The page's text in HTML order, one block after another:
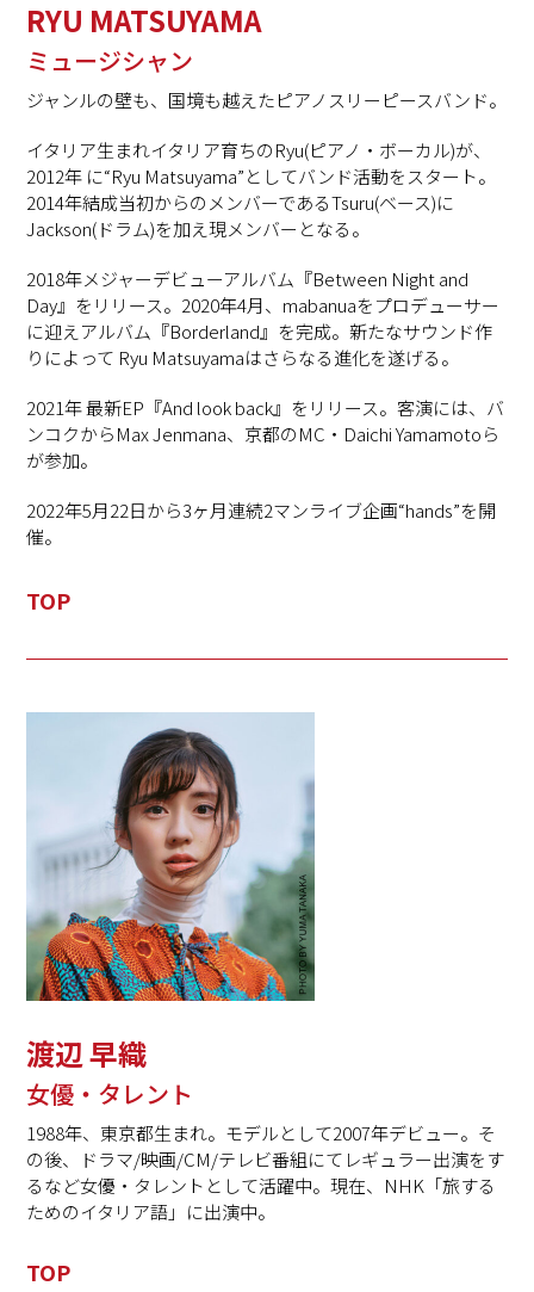
RYU MATSUYAMA
ミュージシャン
ジャンルの壁も、国境も越えたピアノスリーピースバンド。
イタリア生まれイタリア育ちのRyu(ピアノ・ボーカル)が、
2012年 に“Ryu Matsuyama”としてバンド活動をスタート。
2014年結成当初からのメンバーであるTsuru(ベース)に
Jackson(ドラム)を加え現メンバーとなる。
2018年メジャーデビューアルバム『Between Night and
Day』をリリース。 2020年4月、 mabanuaをプロデューサー
に迎えアルバム『Borderland』を完成。新たなサウンド作
りによって Ryu Matsuyamaはさらなる進化を遂げる。
2021年 最新EP 『And look back』をリリース。客演には、バ
ンコクからMax Jenmana、京都のMC ・ Daichi Yamamotoら
が参加。
2022年5月22日から3ヶ月連続2マンライブ企画“hands”を開
催。
TOP
渡辺 早織
女優・タレント
1988年、東京都生まれ。 モデルとして2007年デビュー。 そ
の後、ドラマ/映画/CM/テレビ番組にてレギュラー出演をす
るなど女優・ タレントとして活躍中。現在、NHK「旅する
ためのイタリア語」 に出演中。
TOP